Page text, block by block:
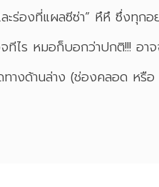
งที่แผลซีซ่า” หึหึ ซึ่งทุกอย่
ไร หมอก็บอกว่าปกติ!!! อาจ
างด้านล่าง (ช่องคลอด หรือ